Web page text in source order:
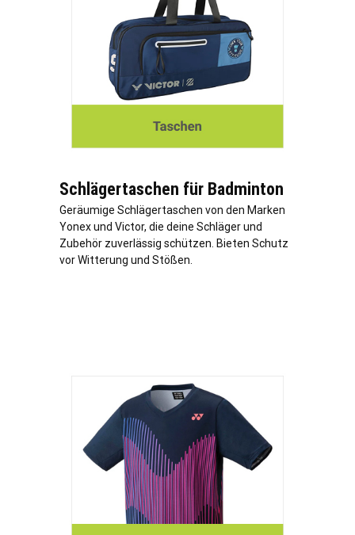
Schlägertaschen für Badminton
Geräumige Schlägertaschen von den Marken
Yonex und Victor, die deine Schläger und
Zubehör zuverlässig schützen. Bieten Schutz
vor Witterung und Stößen.